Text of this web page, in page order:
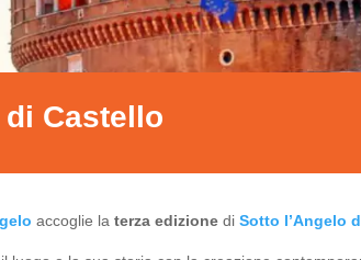
di Castello
accoglie laterza edizione diSotto l’Angelo